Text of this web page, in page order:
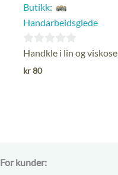
Butikk:
Handarbeidsglede
0
ut
Handkle i lin og viskose
kr80
For kunder: